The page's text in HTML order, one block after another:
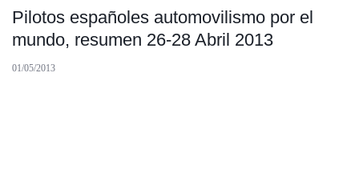
Pilotos españoles automovilismo por el
mundo, resumen 26-28 Abril 2013
01/05/2013